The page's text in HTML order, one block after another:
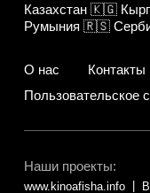
Казахстан 🇰🇬
Румыния 🇷🇸
О нас Контакты
Пользовательское
Наши проекты:
www.kinoafisha.info